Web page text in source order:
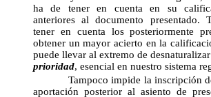
ha de tener en cuenta en su
anteriores al documento presentado.
tener en cuenta los posteriormente
obtener un mayor acierto en la
puede llevar al extremo de
prioridad, esencial en nuestro sistema
Tampoco impide la inscripción de
aportación posterior al asiento de